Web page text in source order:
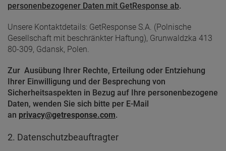
personenbezogener Daten mit GetResponse ab.
Unsere Kontaktdetails: GetResponse S.A. (Polnische
Gesellschaft mit beschränkter Haftung), Grunwaldzka 413
80-309, Gdansk, Polen.
Zur Ausübung Ihrer Rechte, Erteilung oder Entziehung
Ihrer Einwilligung und der Besprechung von
Sicherheitsaspekten in Bezug auf Ihre personenbezogene
Daten, wenden Sie sich bitte per E-Mail
an privacy@getresponse.com.
2. Datenschutzbeauftragter